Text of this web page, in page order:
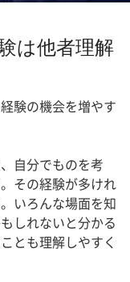
は他者理解
験の機会を増やす
自分でものを考
その経験が多けれ
いろんな場面を知
しれないと分かる
とも理解しやすく